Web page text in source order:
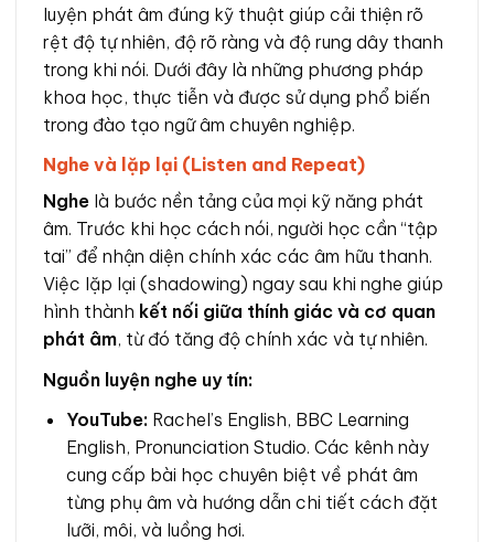
luyện phát âm đúng kỹ thuật giúp cải thiện rõ
rệt độ tự nhiên, độ rõ ràng và độ rung dây thanh
trong khi nói. Dưới đây là những phương pháp
khoa học, thực tiễn và được sử dụng phổ biến
trong đào tạo ngữ âm chuyên nghiệp.
Nghe và lặp lại (Listen and Repeat)
Nghe là bước nền tảng của mọi kỹ năng phát
âm. Trước khi học cách nói, người học cần “tập
tai” để nhận diện chính xác các âm hữu thanh.
Việc lặp lại (shadowing) ngay sau khi nghe giúp
hình thành kết nối giữa thính giác và cơ quan
phát âm, từ đó tăng độ chính xác và tự nhiên.
Nguồn luyện nghe uy tín:
YouTube:Rachel’s English, BBC Learning
English, Pronunciation Studio. Các kênh này
cung cấp bài học chuyên biệt về phát âm
từng phụ âm và hướng dẫn chi tiết cách đặt
lưỡi, môi, và luồng hơi.